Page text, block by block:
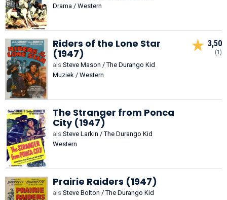
Drama / Western
Riders of the Lone Star
(1947)
als Steve Mason / The Durango Kid
Muziek / Western
3,50
(1)
The Stranger from Ponca
City (1947)
als Steve Larkin / The Durango Kid
Western
Prairie Raiders (1947)
als Steve Bolton / The Durango Kid